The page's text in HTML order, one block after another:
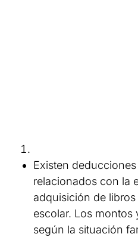
Existen
relacionados con la
adquisición de
escolar. Los
según la situación